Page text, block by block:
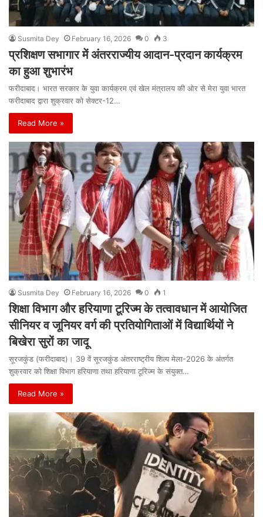
Susmita Dey February 16, 2026 0 3
प्रशिक्षण सभागार में अंतरराज्यीय आदान-प्रदान कार्यक्रम
का हुआ शुभारंभ
फरीदाबाद। भारत सरकार के युवा कार्यक्रम एवं खेल मंत्रालय की ओर से मेरा युवा भारत
फरीदाबाद द्वारा शुक्रवार को सेक्टर-12…
Read More »
Susmita Dey February 16, 2026 0 1
शिक्षा विभाग और हरियाणा टूरिज्म के तत्वावधान में आयोजित
सीनियर व जूनियर वर्ग की प्रतियोगिताओं में विद्यार्थियों ने
बिखेरा सुरों का जादू
सूरजकुंड (फरीदाबाद)। 39 वें सूरजकुंड अंतरराष्ट्रीय शिल्प मेला-2026 के अंतर्गत
शुक्रवार को शिक्षा विभाग हरियाणा तथा हरियाणा टूरिज्म के संयुक्त…
Read More »